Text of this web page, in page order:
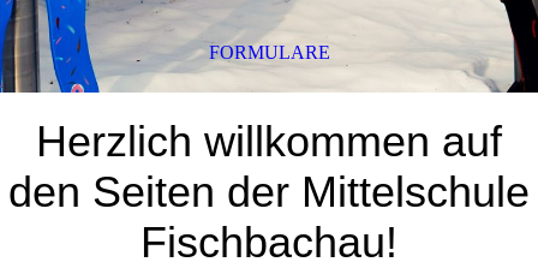
Herzlich willkommen auf
den Seiten der Mittelschule
Fischbachau!
FORMULARE